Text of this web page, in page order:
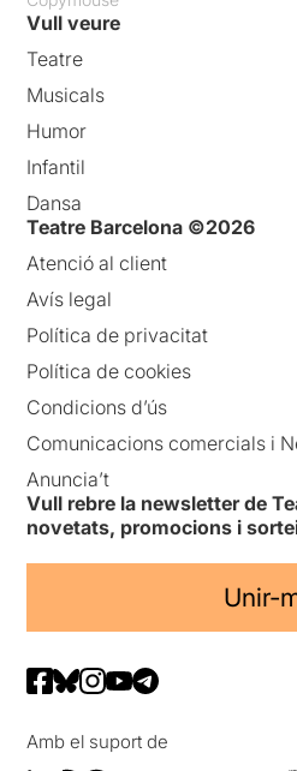
Vull veure
Teatre
Musicals
Humor
Infantil
Dansa
Teatre Barcelona ©2026
Atenció al client
Avís legal
Política de privacitat
Política de cookies
Condicions d’ús
Comunicacions comercials i
Anuncia’t
Vull rebre la newsletter de
novetats, promocions i
Unir-
Amb el suport de